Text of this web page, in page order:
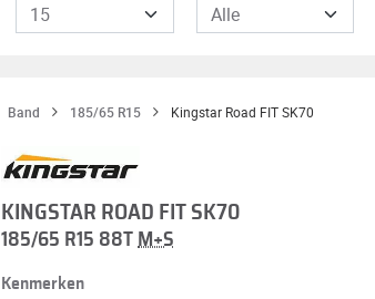
Band 185/65 R15 Kingstar Road FIT SK70
KINGSTAR ROAD FIT SK70
185/65 R15 88T M+S
Kenmerken